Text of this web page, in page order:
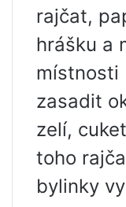
rajčat,
hrášku a
místnosti
zasadit
zelí,
toho
bylinky